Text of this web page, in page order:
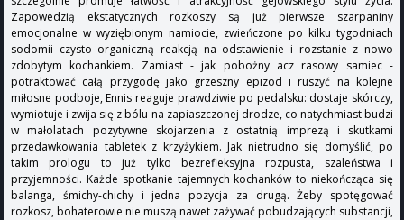
Zapowedzią ekstatycznych rozkoszy są już pierwsze szarpaniny
emocjonalne w wyziębionym namiocie, zwieńczone po kilku tygodniach
sodomii czysto organiczną reakcją na odstawienie i rozstanie z nowo
zdobytym kochankiem. Zamiast - jak pobożny acz rasowy samiec -
potraktować całą przygodę jako grzeszny epizod i ruszyć na kolejne
miłosne podboje, Ennis reaguje prawdziwie po pedalsku: dostaje skórczy,
wymiotuje i zwija się z bólu na zapiaszczonej drodze, co natychmiast budzi
w małolatach pozytywne skojarzenia z ostatnią imprezą i skutkami
przedawkowania tabletek z krzyżykiem. Jak nietrudno się domyślić, po
takim prologu to już tylko bezrefleksyjna rozpusta, szaleństwa i
przyjemności. Każde spotkanie tajemnych kochanków to niekończąca się
balanga, śmichy-chichy i jedna pozycja za drugą. Żeby spotęgować
rozkosz, bohaterowie nie muszą nawet zażywać pobudzających substancji,